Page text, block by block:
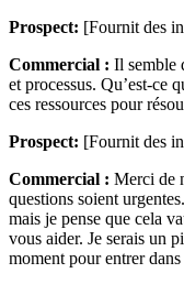
Prospect: [Fournit des
Commercial : Il semble
et processus. Qu’est-ce
ces ressources pour
Prospect: [Fournit des
Commercial : Merci de
questions soient
mais je pense que cela
vous aider. Je serais un
moment pour entrer